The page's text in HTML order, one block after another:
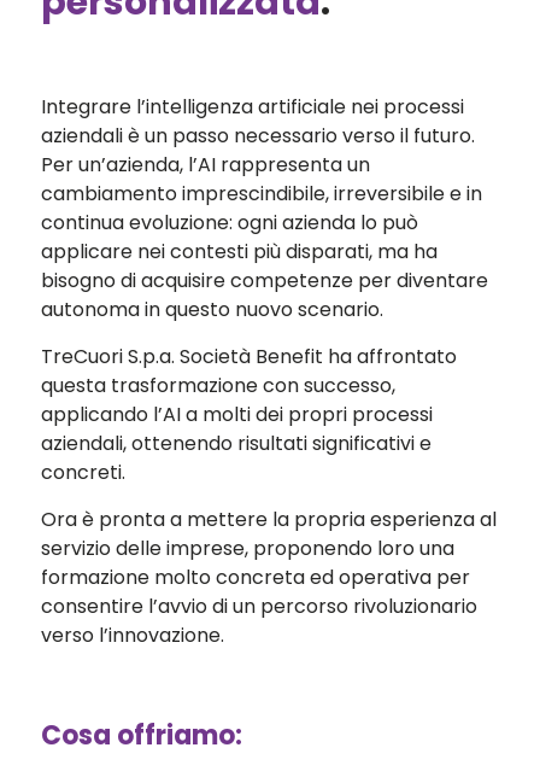
Integrare l’intelligenza artificiale nei processi
aziendali è un passo necessario verso il futuro.
Per un’azienda, l’AI rappresenta un
cambiamento imprescindibile, irreversibile e in
continua evoluzione: ogni azienda lo può
applicare nei contesti più disparati, ma ha
bisogno di acquisire competenze per diventare
autonoma in questo nuovo scenario.
TreCuori S.p.a. Società Benefit ha affrontato
questa trasformazione con successo,
applicando l’AI a molti dei propri processi
aziendali, ottenendo risultati significativi e
concreti.
Ora è pronta a mettere la propria esperienza al
servizio delle imprese, proponendo loro una
formazione molto concreta ed operativa per
consentire l’avvio di un percorso rivoluzionario
verso l’innovazione.
Cosa offriamo: